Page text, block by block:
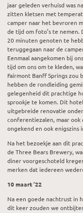
jaar geleden verhuisd was
zitten kletsen met
camper naar het bevroren
de tijd om foto’s te nemen.
20 minuten genoten te
teruggegaan naar de
Eenmaal aangekomen bij
tijd om ons om te kleden,
Fairmont Banff Springs zou
hebben de rondleiding
gelegenheid dit prachtige
sprookje te komen. Dit
uitgebreide renovatie
conferentiezalen, maar ook
ongekend en ook enigszins
Na het bezoekje aan dit
de Three Bears Brewery,
diner voorgeschoteld
merken dat iedereen
10 maart ’22
Na een goede nachtrust in
dit keer zouden we